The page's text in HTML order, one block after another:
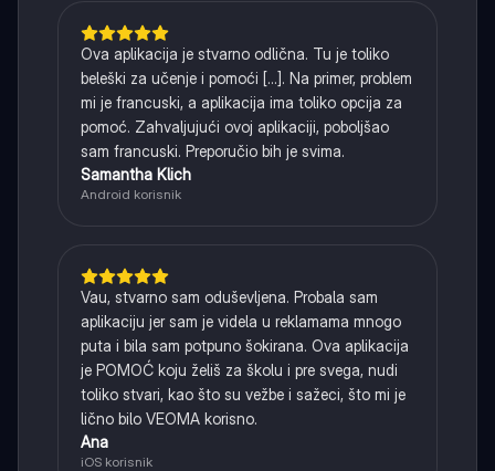
Ova aplikacija je stvarno odlična. Tu je toliko
beleški za učenje i pomoći [...]. Na primer, problem
mi je francuski, a aplikacija ima toliko opcija za
pomoć. Zahvaljujući ovoj aplikaciji, poboljšao
sam francuski. Preporučio bih je svima.
Samantha Klich
Android korisnik
Vau, stvarno sam oduševljena. Probala sam
aplikaciju jer sam je videla u reklamama mnogo
puta i bila sam potpuno šokirana. Ova aplikacija
je POMOĆ koju želiš za školu i pre svega, nudi
toliko stvari, kao što su vežbe i sažeci, što mi je
lično bilo VEOMA korisno.
Ana
iOS korisnik